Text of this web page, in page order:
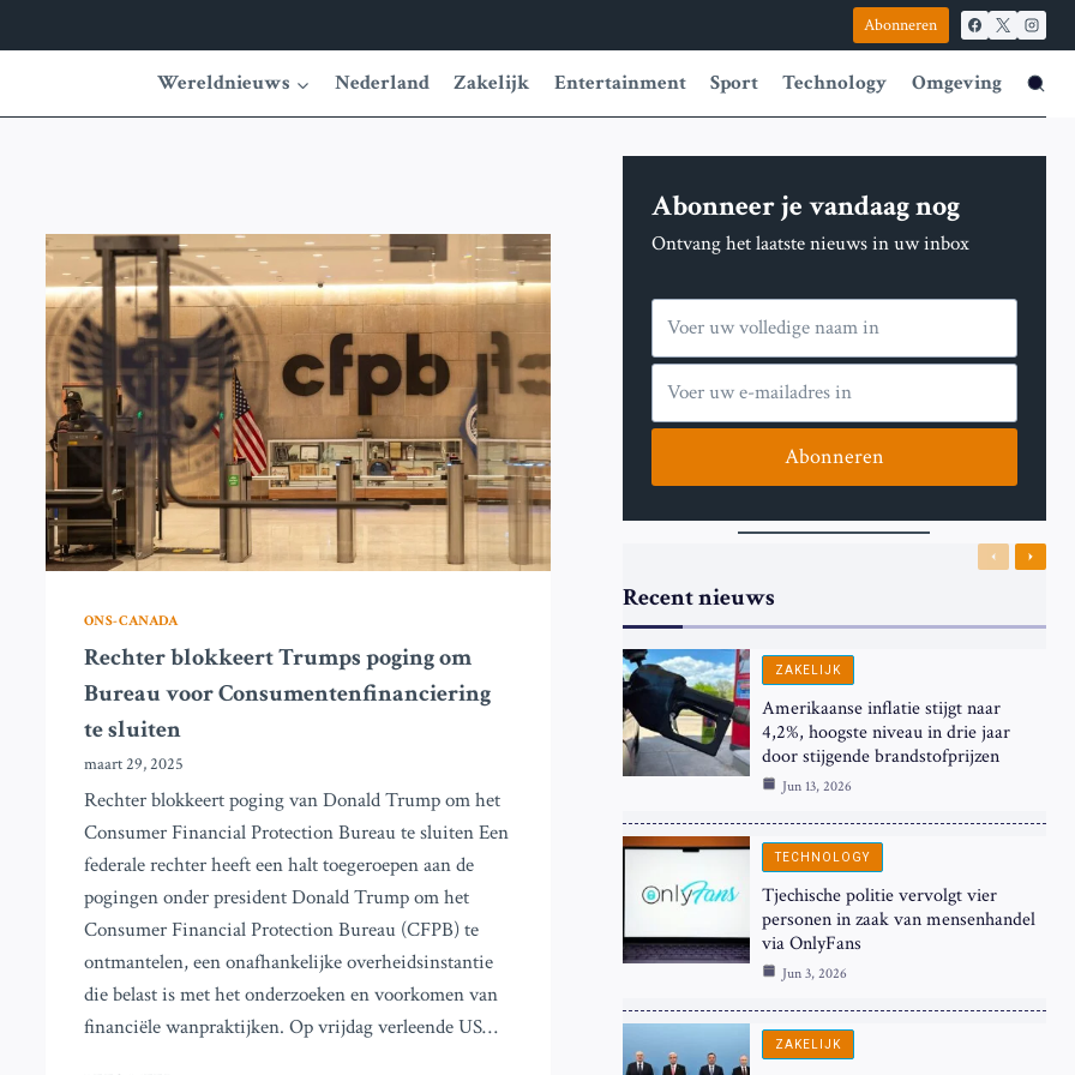
Abonneren
Wereldnieuws Nederland Zakelijk Entertainment Sport Technology Omgeving
ONS-CANADA
Rechter blokkeert Trumps poging om
Bureau voor Consumentenfinanciering
te sluiten
maart 29, 2025
Rechter blokkeert poging van Donald Trump om het
Consumer Financial Protection Bureau te sluiten Een
federale rechter heeft een halt toegeroepen aan de
pogingen onder president Donald Trump om het
Consumer Financial Protection Bureau (CFPB) te
ontmantelen, een onafhankelijke overheidsinstantie
die belast is met het onderzoeken en voorkomen van
financiële wanpraktijken. Op vrijdag verleende US…
Abonneer je vandaag nog
Ontvang het laatste nieuws in uw inbox
Abonneren
Recent nieuws
Previous
Next
ZAKELIJK
Amerikaanse inflatie stijgt naar
4,2%, hoogste niveau in drie jaar
door stijgende brandstofprijzen
Jun 13, 2026
TECHNOLOGY
Tjechische politie vervolgt vier
personen in zaak van mensenhandel
via OnlyFans
Jun 3, 2026
ZAKELIJK